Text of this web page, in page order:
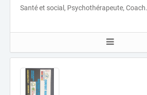
Santé et social, Psychothérapeute, Coach.